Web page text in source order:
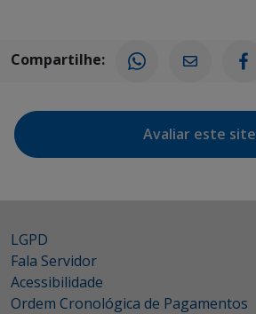
Compartilhe:
Avaliar este site
LGPD
Fala Servidor
Acessibilidade
Ordem Cronológica de Pagamentos